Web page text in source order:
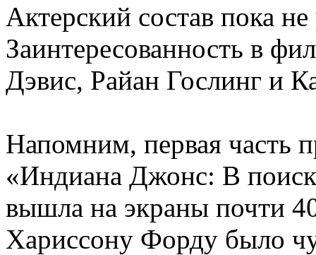
Актерский состав пока
Заинтересованность в
Дэвис, Райан Гослинг и
Напомним, первая часть
«Индиана Джонс: В
вышла на экраны почти
Хариссону Форду было